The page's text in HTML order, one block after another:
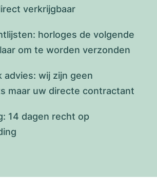
verkrijgbaar
horloges de volgende
om te worden verzonden
advies: wij zijn geen
maar uw directe contractant
14 dagen recht op